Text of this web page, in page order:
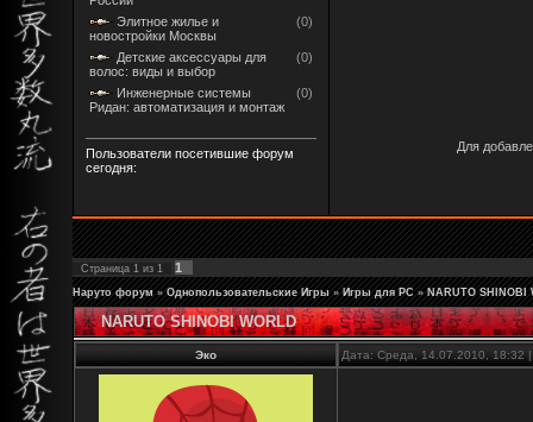
Элитное жилье и
новостройки Москвы
(0)
Детские аксессуары для
волос: виды и выбор
(0)
Инженерные системы
Ридан: автоматизация и монтаж
(0)
Пользователи посетившие форум
сегодня:
Для
Страница 1 из 1 1
Наруто форум » Однопользовательские Игры » Игры для PC » NARUTO SHINOBI
NARUTO SHINOBI WORLD
Эко Дата: Среда, 14.07.2010,